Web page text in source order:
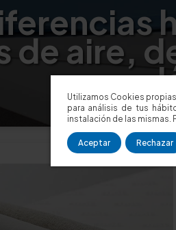
Utilizamos Cookies
para análisis de tus
instalación de las mismas.
Aceptar Rechazar
de aire,